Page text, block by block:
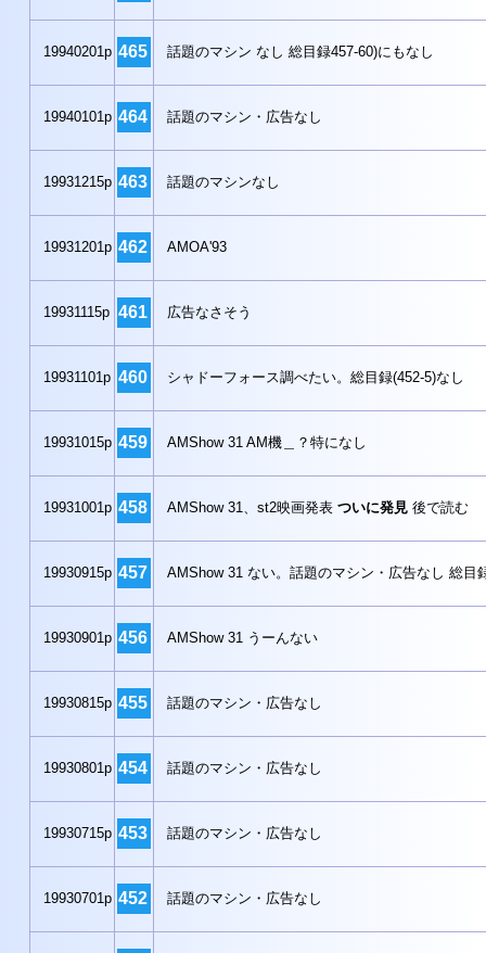
19940201p 465 話題のマシン なし 総目録457-60)にもなし
19940101p 464 話題のマシン・広告なし
19931215p 463 話題のマシンなし
19931201p 462 AMOA'93
19931115p 461 広告なさそう
19931101p 460 シャドーフォース調べたい。総目録(452-5)なし
19931015p 459 AMShow 31 AM機＿？特になし
19931001p 458 AMShow 31、st2映画発表 ついに発見後で読む
19930915p 457 AMShow 31 ない。話題のマシン・広告なし 総目
19930901p 456 AMShow 31 うーんない
19930815p 455 話題のマシン・広告なし
19930801p 454 話題のマシン・広告なし
19930715p 453 話題のマシン・広告なし
19930701p 452 話題のマシン・広告なし